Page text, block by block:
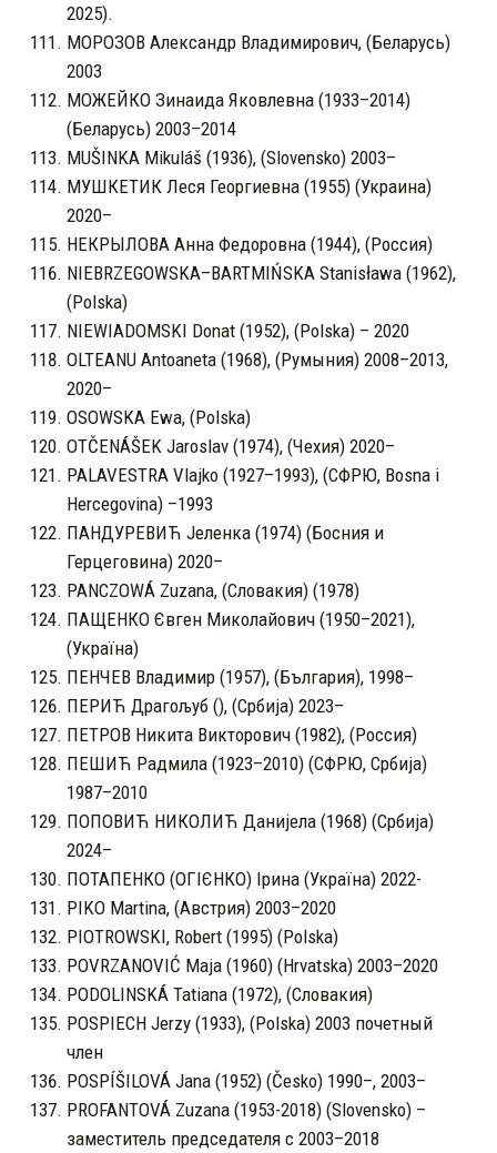
2025).
МОРОЗОВ Александр Владимирович, (Беларусь)
2003
МОЖЕЙКО Зинаида Яковлевна (1933–2014)
(Беларусь) 2003–2014
MUŠINKA Mikuláš (1936), (Slovensko) 2003–
МУШКЕТИК Леся Георгиевна (1955) (Украина)
2020–
НЕКРЫЛОВА Анна Федоровна (1944), (Россия)
NIEBRZEGOWSKA–BARTMIŃSKA Stanisława (1962),
(Polska)
NIEWIADOMSKI Donat (1952), (Polska) – 2020
OLTEANU Antoaneta (1968), (Румыния) 2008–2013,
2020–
OSOWSKA Ewa, (Polska)
OTČENÁŠEK Jaroslav (1974), (Чехия) 2020–
PALAVESTRA Vlajko (1927–1993), (СФРЮ, Bosna i
Hercegovina) –1993
ПАНДУРЕВИЋ Јеленка (1974) (Босния и
Герцеговина) 2020–
PANCZOWÁ Zuzana, (Cловакия) (1978)
ПАЩЕНКО Євген Миколайович (1950–2021),
(Україна)
ПЕНЧЕВ Владимир (1957), (България), 1998–
ПЕРИЋ Драгољуб (), (Србија) 2023–
ПЕТРОВ Никита Викторович (1982), (Россия)
ПЕШИЋ Радмила (1923–2010) (СФРЮ, Србија)
1987–2010
ПОПОВИЋ НИКОЛИЋ Данијела (1968) (Србија)
2024–
ПОТАПЕНКО (ОГІЄНКО) Ірина (Україна) 2022-
PIKO Martina, (Австрия) 2003–2020
PIOTROWSKI, Robert (1995) (Polska)
POVRZANOVIĆ Maja (1960) (Hrvatska) 2003–2020
PODOLINSKÁ Tatiana (1972), (Словакия)
POSPIECH Jerzy (1933), (Polska) 2003 почетный
член
POSPÍŠILOVÁ Jana (1952) (Česko) 1990–, 2003–
PROFANTOVÁ Zuzana (1953-2018) (Slovensko) –
заместитель председателя с 2003–2018